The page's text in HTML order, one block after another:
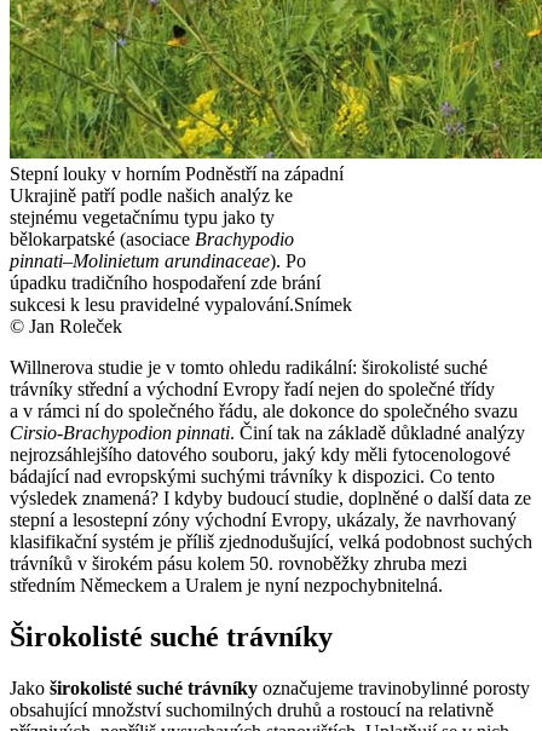
Stepní louky v horním Podněstří na západní
Ukrajině patří podle našich analýz ke
stejnému vegetačnímu typu jako ty
bělokarpatské (asociace Brachypodio
pinnati–Molinietum arundinaceae). Po
úpadku tradičního hospodaření zde brání
sukcesi k lesu pravidelné vypalování.Snímek
© Jan Roleček
Willnerova studie je v tomto ohledu radikální: širokolisté suché
trávníky střední a východní Evropy řadí nejen do společné třídy
a v rámci ní do společného řádu, ale dokonce do společného svazu
Cirsio-Brachypodion pinnati. Činí tak na základě důkladné analýzy
nejrozsáhlejšího datového souboru, jaký kdy měli fytocenologové
bádající nad evropskými suchými trávníky k dispozici. Co tento
výsledek znamená? I kdyby budoucí studie, doplněné o další data ze
stepní a lesostepní zóny východní Evropy, ukázaly, že navrhovaný
klasifikační systém je příliš zjednodušující, velká podobnost suchých
trávníků v širokém pásu kolem 50. rovnoběžky zhruba mezi
středním Německem a Uralem je nyní nezpochybnitelná.
Širokolisté suché trávníky
Jako širokolisté suché trávníky označujeme travinobylinné porosty
obsahující množství suchomilných druhů a rostoucí na relativně